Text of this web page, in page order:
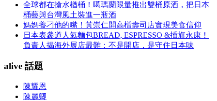
全球都在搶水楢桶！噶瑪蘭限量推出雙桶原酒，把日本
桶藝與台灣風土裝進一瓶酒
媽媽養刁他的嘴！黃崇仁開高檔壽司店實現美食信仰
日本表參道人氣麵包BREAD, ESPRESSO &插旗永康！
負責人揭海外展店最難：不是開店，是守住日本味
alive 話題
陳耀恩
陳麗卿